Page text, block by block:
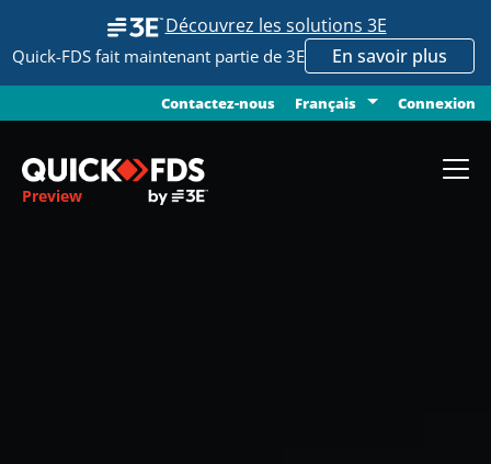
Découvrez les solutions 3E
Quick-FDS fait maintenant partie de 3E En savoir plus
Contactez-nous Français Connexion
Preview